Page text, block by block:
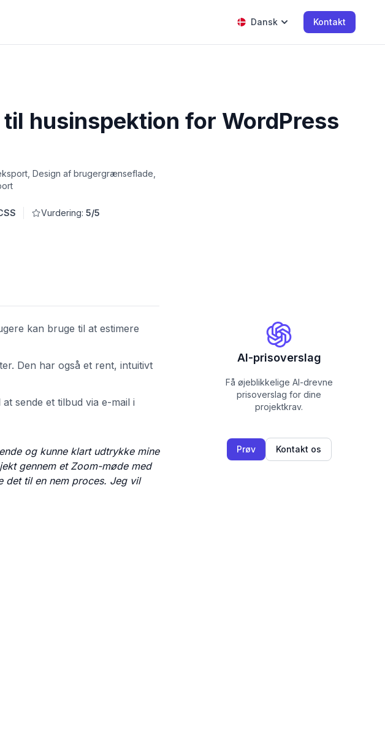
Dansk Kontakt
husinspektion for WordPress
Design af brugergrænseflade,
Vurdering: 5/5
kan bruge til at estimere
Den har også et rent, intuitivt
sende et tilbud via e-mail i
og kunne klart udtrykke mine
gennem et Zoom-møde med
det til en nem proces. Jeg vil
AI-prisoverslag
Få øjeblikkelige AI-drevne
prisoverslag for dine
projektkrav.
Prøv Kontakt os